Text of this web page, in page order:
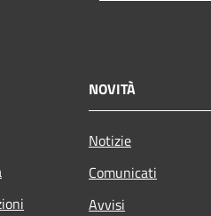
NOVITÀ
Notizie
Comunicati
Avvisi